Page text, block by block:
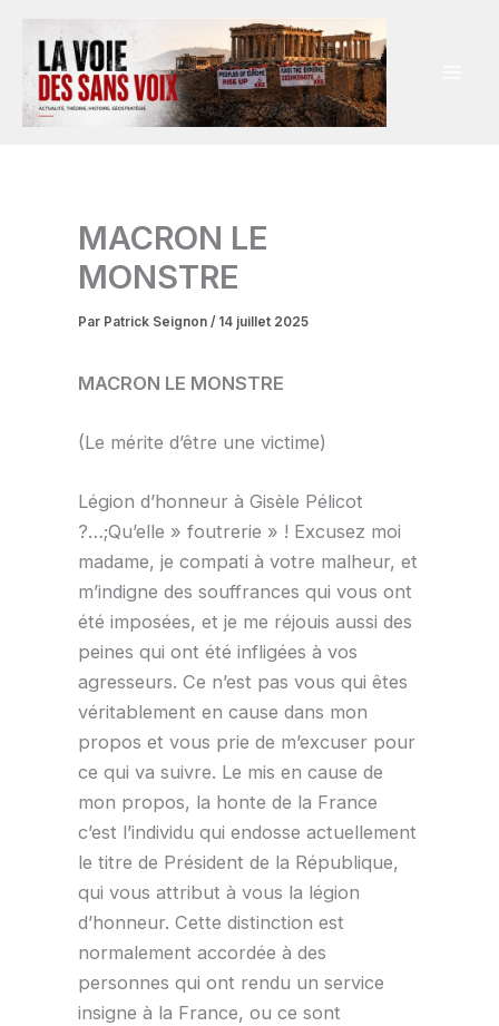
contenu
MACRON LE
MONSTRE
Par Patrick Seignon / 14 juillet 2025
MACRON LE MONSTRE
(Le mérite d’être une victime)
Légion d’honneur à Gisèle Pélicot
?…;Qu’elle » foutrerie » ! Excusez moi
madame, je compati à votre malheur, et
m’indigne des souffrances qui vous ont
été imposées, et je me réjouis aussi des
peines qui ont été infligées à vos
agresseurs. Ce n’est pas vous qui êtes
véritablement en cause dans mon
propos et vous prie de m’excuser pour
ce qui va suivre. Le mis en cause de
mon propos, la honte de la France
c’est l’individu qui endosse actuellement
le titre de Président de la République,
qui vous attribut à vous la légion
d’honneur. Cette distinction est
normalement accordée à des
personnes qui ont rendu un service
insigne à la France, ou ce sont